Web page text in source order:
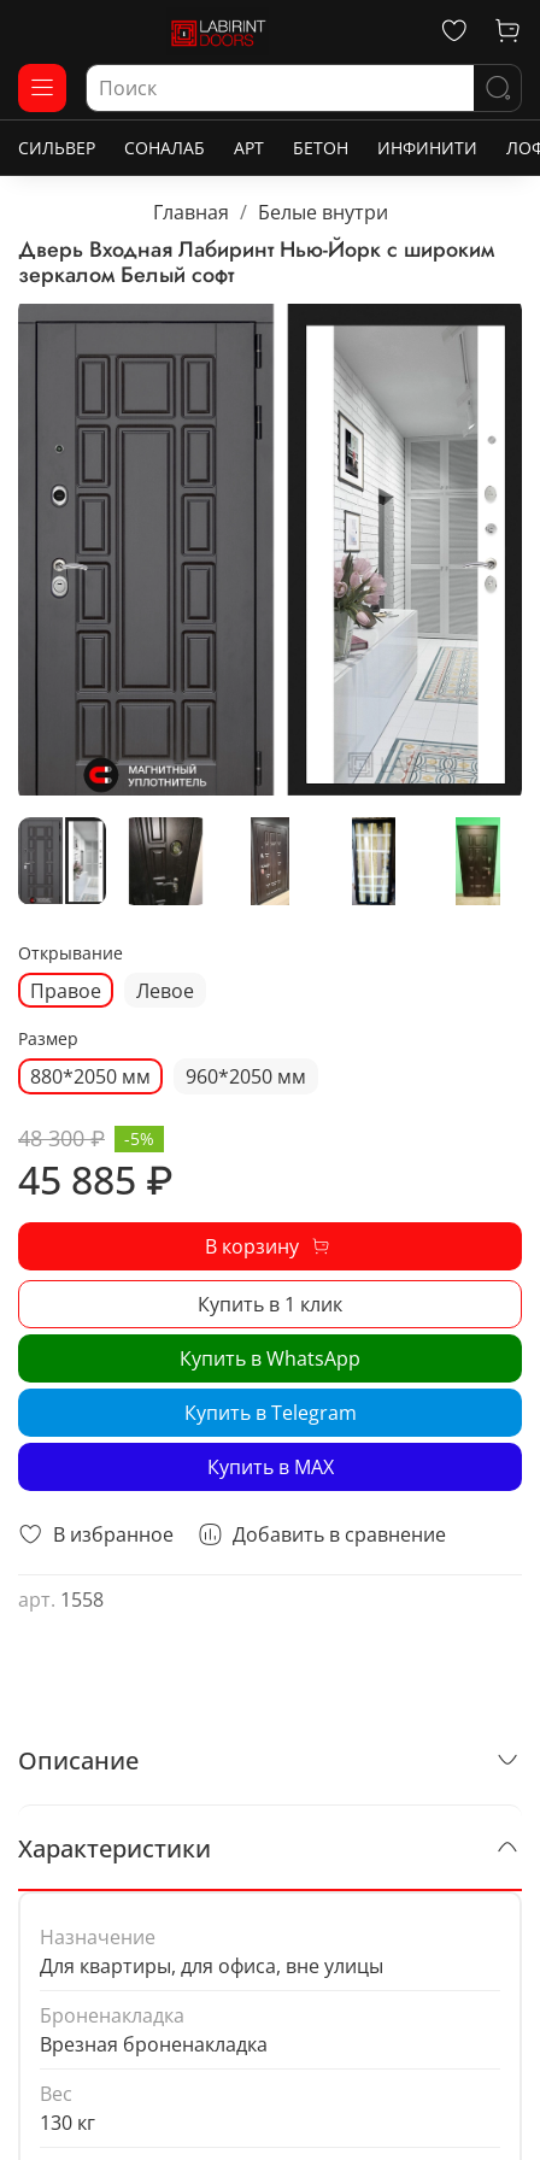
СИЛЬВЕР СОНАЛАБ АРТ БЕТОН ИНФИНИТИ
Главная Белые внутри
Дверь Входная Лабиринт Нью-Йорк с широким
зеркалом Белый софт
В избранное Добавить в сравнение
арт. 1558
Открывание
Правое Левое
Размер
880*2050 мм 960*2050 мм
48 300 ₽
45 885 ₽
-5%
В корзину
Купить в 1 клик
Купить в WhatsApp
Купить в Telegram
Купить в MAX
Описание
Характеристики
Назначение
Для квартиры, для офиса, вне улицы
Броненакладка
Врезная броненакладка
Вес
130 кг